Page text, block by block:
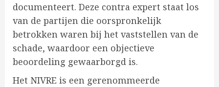
documenteert. Deze contra expert staat los
van de partijen die oorspronkelijk
betrokken waren bij het vaststellen van de
schade, waardoor een objectieve
beoordeling gewaarborgd is.
Het NIVRE is een gerenommeerde